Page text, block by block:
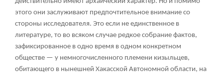
этого они заслуживают предпочтительное внимание со
стороны исследователя. Это если не единственное в
литературе, то во всяком случае редкое собрание фактов,
зафиксированное в одно время в одном конкретном
обществе — у немногочисленного племени кизыльцев,
обитающего в нынешней Хакасской Автономной области, на